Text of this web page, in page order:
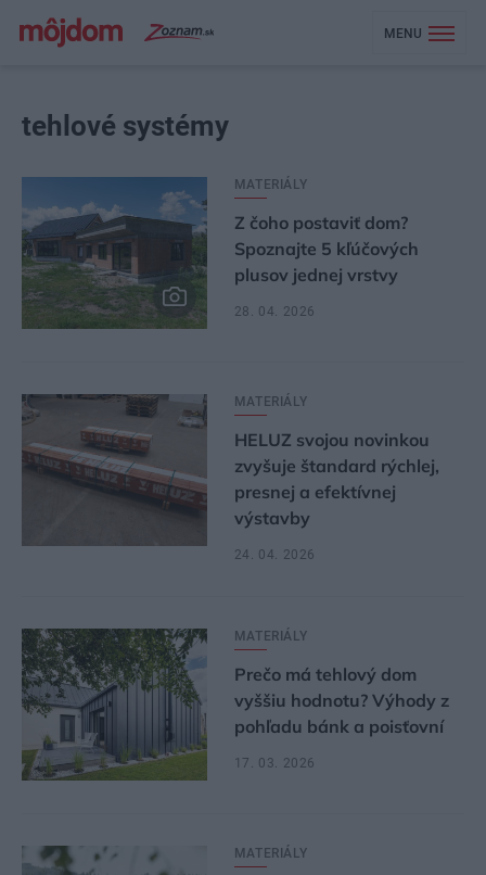
MENU
tehlové systémy
MATERIÁLY
Z čoho postaviť dom?
Spoznajte 5 kľúčových
plusov jednej vrstvy
28. 04. 2026
MATERIÁLY
HELUZ svojou novinkou
zvyšuje štandard rýchlej,
presnej a efektívnej
výstavby
24. 04. 2026
MATERIÁLY
Prečo má tehlový dom
vyššiu hodnotu? Výhody z
pohľadu bánk a poisťovní
17. 03. 2026
MATERIÁLY